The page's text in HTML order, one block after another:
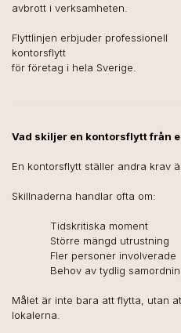
avbrott i verksamheten.
Flyttlinjen erbjuder professionell
kontorsflytt
för företag i hela Sverige.
Vad skiljer en kontorsflytt från
En kontorsflytt ställer andra krav
Skillnaderna handlar ofta om:
Tidskritiska moment
Större mängd utrustning
Fler personer involverade
Behov av tydlig
Målet är inte bara att flytta, utan
lokalerna.